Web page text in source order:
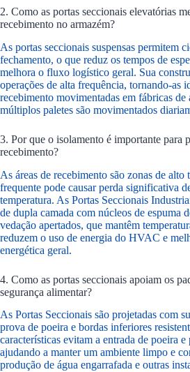
2. Como as portas seccionais elevatórias
recebimento no armazém?
As portas seccionais suspensas permitem
fechamento, o que reduz os tempos de
melhora o fluxo logístico geral. Sua
operações de alta frequência, tornando-as
recebimento movimentadas em fábricas de
múltiplos paletes são movimentados
3. Por que o isolamento é importante para
recebimento?
As áreas de recebimento são zonas de alto
frequente pode causar perda significativa
temperatura. As Portas Seccionais
de dupla camada com núcleos de espuma
vedação apertados, que mantêm
reduzem o uso de energia do HVAC e
energética geral.
4. Como as portas seccionais apoiam os
segurança alimentar?
As Portas Seccionais são projetadas com
prova de poeira e bordas inferiores
características evitam a entrada de poeira e
ajudando a manter um ambiente limpo e
produção de água engarrafada e outras